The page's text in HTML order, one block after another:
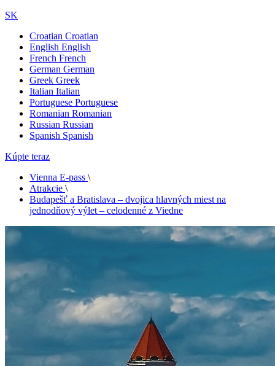
SK
Croatian Croatian
English English
French French
German German
Greek Greek
Italian Italian
Portuguese Portuguese
Romanian Romanian
Russian Russian
Spanish Spanish
Kúpte teraz
Vienna E-pass \
Atrakcie \
Budapešť a Bratislava – dvojica hlavných miest na
jednodňový výlet – celodenné z Viedne